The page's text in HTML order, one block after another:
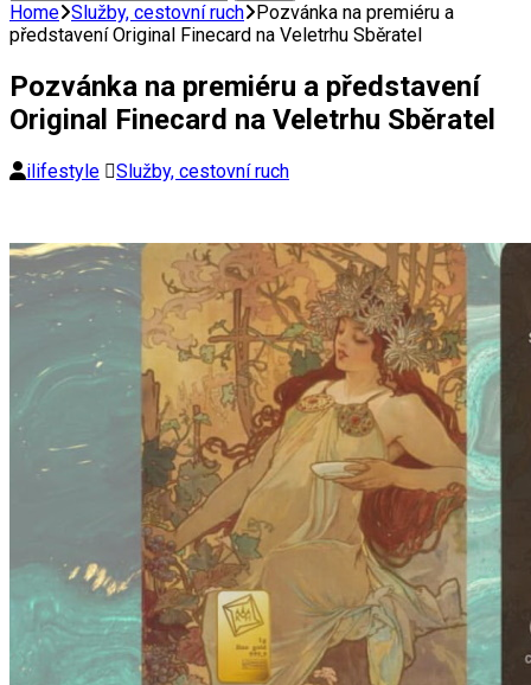
Home Služby, cestovní ruch Pozvánka na premiéru a
představení Original Finecard na Veletrhu Sběratel
Pozvánka na premiéru a představení
Original Finecard na Veletrhu Sběratel
ilifestyle Služby, cestovní ruch